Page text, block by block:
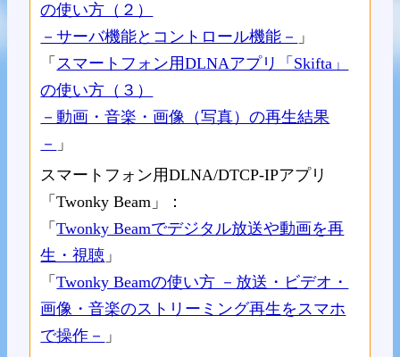
の使い方（２）
－サーバ機能とコントロール機能－ 」
「 スマートフォン用DLNAアプリ「Skifta」
の使い方（３）
－動画・音楽・画像（写真）の再生結果
－ 」
スマートフォン用DLNA/DTCP-IPアプリ
「Twonky Beam」：
「Twonky Beamでデジタル放送や動画を再
生・視聴 」
「Twonky Beamの使い方 －放送・ビデオ・
画像・音楽のストリーミング再生をスマホ
で操作－ 」